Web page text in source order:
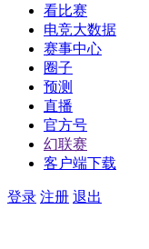
看比赛
电竞大数据
赛事中心
圈子
预测
直播
官方号
幻联赛
客户端下载
登录 注册 退出